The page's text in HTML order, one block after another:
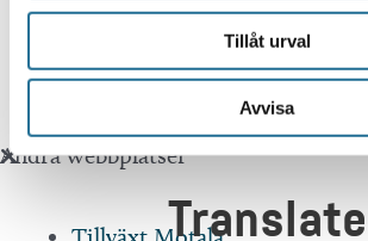
Tillåt urval
Avvisa
Tillgänglighetsredogörelse
Integritetspolicy
Andra webbplatser
Translate